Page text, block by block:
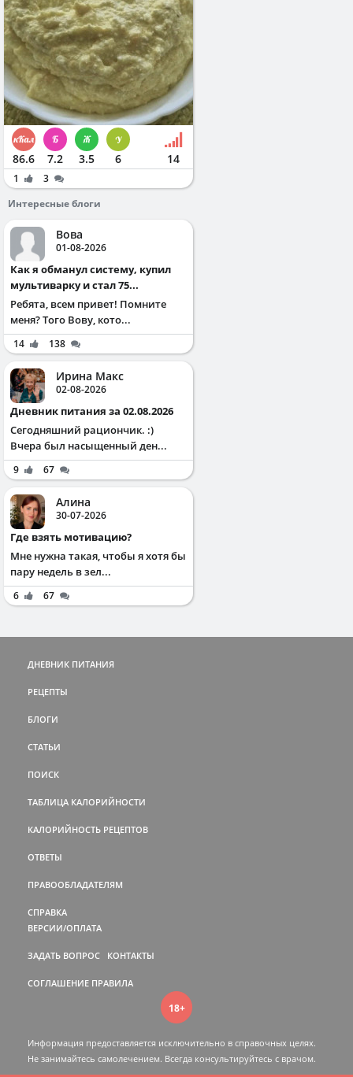
86.6 7.2 3.5 6 14
1
3
Интересные блоги
Вова
01-08-2026
Как я обманул систему, купил
мультиварку и стал 75...
Ребята, всем привет! Помните
меня? Того Вову, кото...
14 138
Ирина Макс
02-08-2026
Дневник питания за 02.08.2026
Сегодняшний рациончик. :)
Вчера был насыщенный ден...
9 67
Алина
30-07-2026
Где взять мотивацию?
Мне нужна такая, чтобы я хотя бы
пару недель в зел...
6 67
ДНЕВНИК ПИТАНИЯ
РЕЦЕПТЫ
БЛОГИ
СТАТЬИ
ПОИСК
ТАБЛИЦА КАЛОРИЙНОСТИ
КАЛОРИЙНОСТЬ РЕЦЕПТОВ
ОТВЕТЫ
ПРАВООБЛАДАТЕЛЯМ
СПРАВКА
ВЕРСИИ/ОПЛАТА
ЗАДАТЬ ВОПРОС КОНТАКТЫ
СОГЛАШЕНИЕ ПРАВИЛА
18+
Информация предоставляется исключительно в справочных целях.
Не занимайтесь самолечением. Всегда консультируйтесь c врачом.